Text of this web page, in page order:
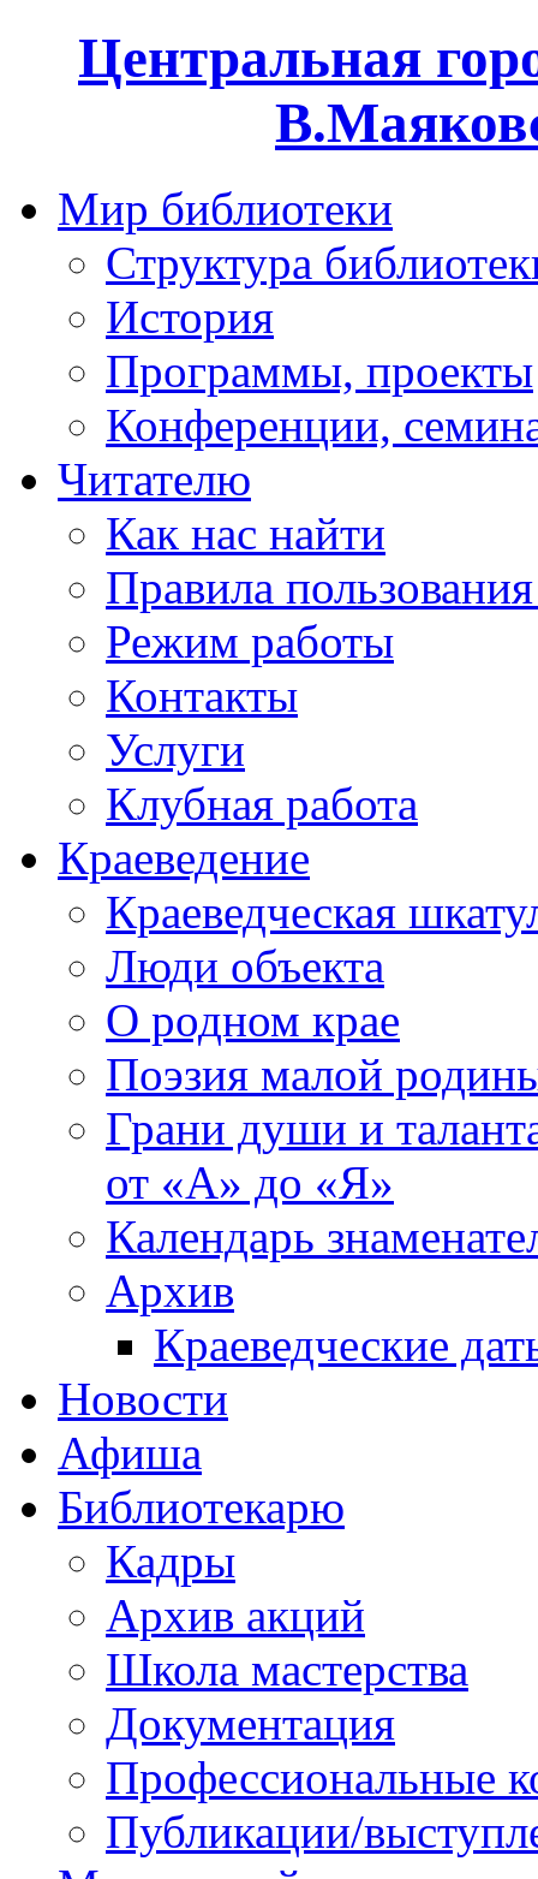
Центральная
Мир библиотеки
Структура
История
Программы, проекты
Конференции,
Читателю
Как нас найти
Правила
Режим работы
Контакты
Услуги
Клубная работа
Краеведение
Краеведческая
Люди объекта
О родном крае
Поэзия малой
Грани души и
от «А» до «Я»
Календарь
Архив
Краеведческие
Новости
Афиша
Библиотекарю
Кадры
Архив акций
Школа мастерства
Документация
Профессиональные
Публикации/